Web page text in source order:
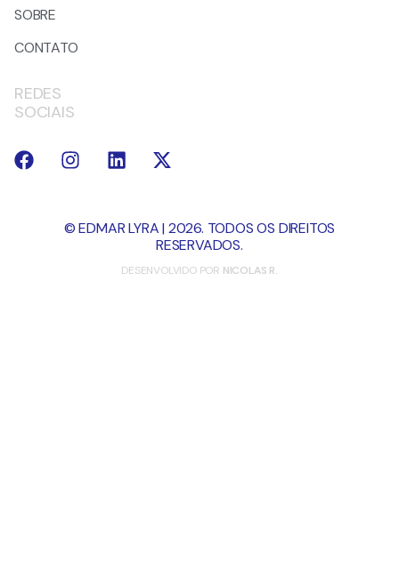
SOBRE
CONTATO
REDES
SOCIAIS
© EDMAR LYRA | 2026. TODOS OS DIREITOS
RESERVADOS.
DESENVOLVIDO POR NICOLAS R.